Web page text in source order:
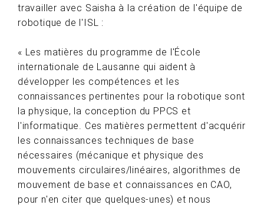
travailler avec Saisha à la création de l'équipe de
robotique de l'ISL :
« Les matières du programme de l'École
internationale de Lausanne qui aident à
développer les compétences et les
connaissances pertinentes pour la robotique sont
la physique, la conception du PPCS et
l'informatique. Ces matières permettent d'acquérir
les connaissances techniques de base
nécessaires (mécanique et physique des
mouvements circulaires/linéaires, algorithmes de
mouvement de base et connaissances en CAO,
pour n'en citer que quelques-unes) et nous